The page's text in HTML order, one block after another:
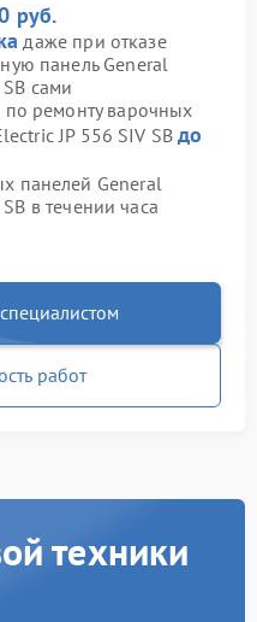
руб.
даже при отказе
панель General
сами
ремонту варочных
JP 556 SIV SBдо
панелей General
в течении часа
работ
техники